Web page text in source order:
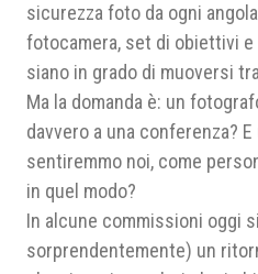
sicurezza foto da ogni
fotocamera, set di obiettivi
siano in grado di muoversi
Ma la domanda è: un
davvero a una conferenza?
sentiremmo noi, come
in quel modo?
In alcune commissioni oggi
sorprendentemente) un